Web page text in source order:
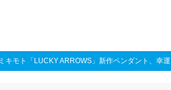
ミキモト「LUCKY ARROWS」新作ペンダント、幸